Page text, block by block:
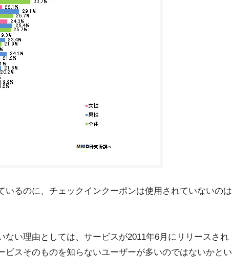
いるのに、チェックインクーポンは使用されていないのは
ない理由としては、サービスが2011年6月にリリースされ
ビスそのものを知らないユーザーが多いのではないかとい